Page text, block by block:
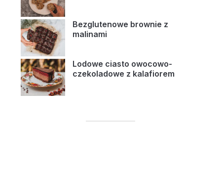
Bezglutenowe brownie z
malinami
Lodowe ciasto owocowo-
czekoladowe z kalafiorem